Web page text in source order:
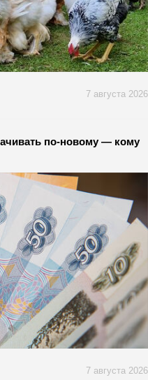
7 августа 2026
по-новому — кому
7 августа 2026